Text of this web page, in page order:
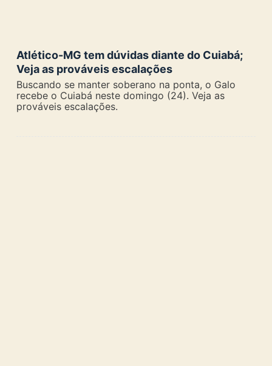
Atlético-MG tem dúvidas diante do Cuiabá;
Veja as prováveis escalações
Buscando se manter soberano na ponta, o Galo
recebe o Cuiabá neste domingo (24). Veja as
prováveis escalações.